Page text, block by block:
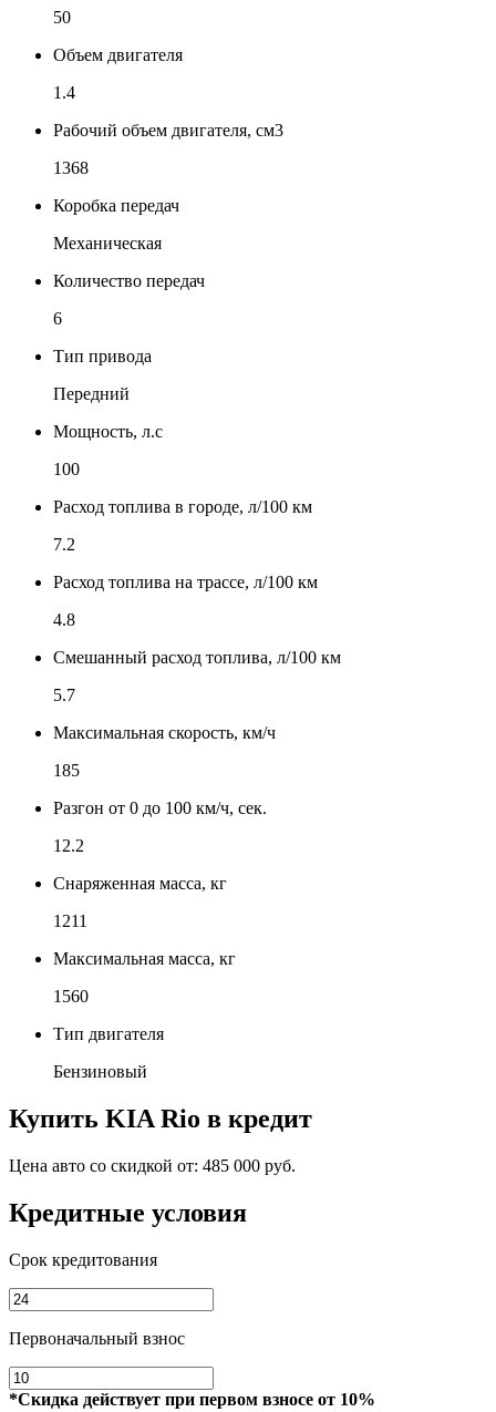
50
Объем двигателя
1.4
Рабочий объем двигателя, см3
1368
Коробка передач
Механическая
Количество передач
6
Тип привода
Передний
Мощность, л.с
100
Расход топлива в городе, л/100 км
7.2
Расход топлива на трассе, л/100 км
4.8
Смешанный расход топлива, л/100 км
5.7
Максимальная скорость, км/ч
185
Разгон от 0 до 100 км/ч, сек.
12.2
Снаряженная масса, кг
1211
Максимальная масса, кг
1560
Тип двигателя
Бензиновый
Купить KIA Rio в кредит
Цена авто со скидкой от: 485 000 руб.
Кредитные условия
Срок кредитования
Первоначальный взнос
*Скидка действует при первом взносе от 10%